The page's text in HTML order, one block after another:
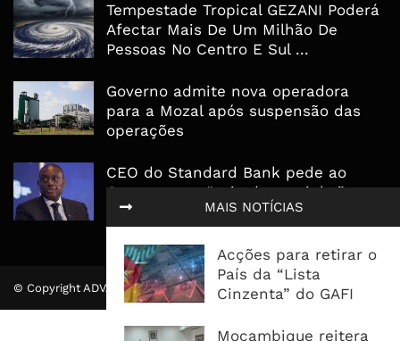
MAIS NOTÍCIAS
Acções para retirar o
País da “Lista
Cinzenta” do GAFI
Moçambique reitera
Tempestade Tropical GEZANI Poderá
Afectar Mais De Um Milhão De
Pessoas No Centro E Sul ...
Governo admite nova operadora
para a Mozal após suspensão das
operações
CEO do Standard Bank pede ao
Governo que “saia do caminho” e
facilite os negócios
© Copyright ADVALUE. Todos Direitos Reservados.